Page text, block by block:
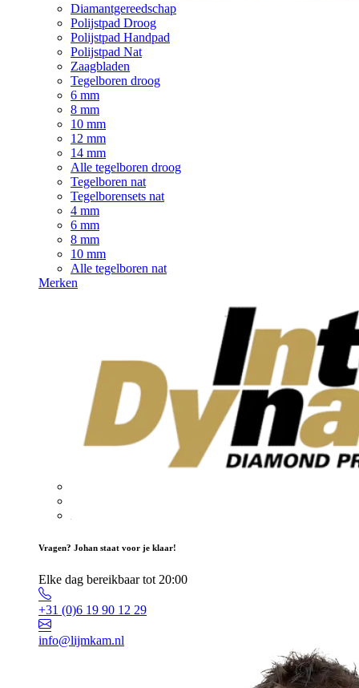
Diamantgereedschap
Polijstpad Droog
Polijstpad Handpad
Polijstpad Nat
Zaagbladen
Tegelboren droog
6 mm
8 mm
10 mm
12 mm
14 mm
Alle tegelboren droog
Tegelboren nat
Tegelborensets nat
4 mm
6 mm
8 mm
10 mm
Alle tegelboren nat
Merken
Vragen? Johan staat voor je klaar!
Elke dag bereikbaar tot 20:00
+31 (0)6 19 90 12 29
info@lijmkam.nl